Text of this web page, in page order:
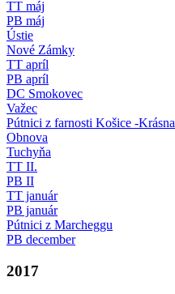
TT máj
PB máj
Ústie
Nové Zámky
TT apríl
PB apríl
DC Smokovec
Važec
Pútnici z farnosti Košice -Krásna
Obnova
Tuchyňa
TT II.
PB II
TT január
PB január
Pútnici z Marcheggu
PB december
2017